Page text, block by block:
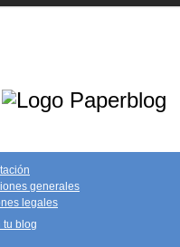
generales
legales
tu blog